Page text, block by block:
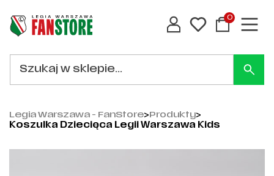
0
Legia Warszawa - FanStore>Produkty>
Koszulka Dziecięca Legii Warszawa Kids